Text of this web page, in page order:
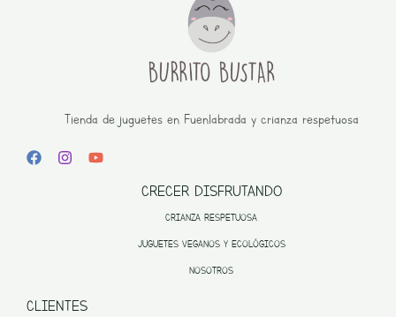
Tienda de juguetes en Fuenlabrada y crianza respetuosa
CRECER DISFRUTANDO
CRIANZA RESPETUOSA
JUGUETES VEGANOS Y ECOLÓGICOS
NOSOTROS
CLIENTES